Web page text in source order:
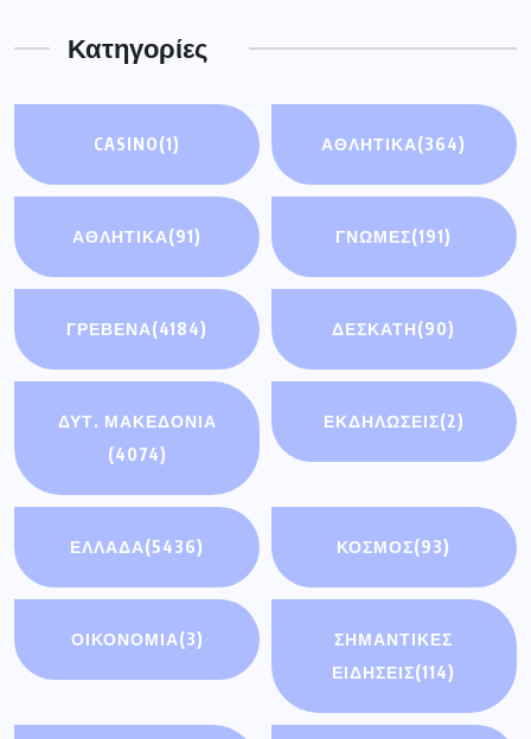
Κατηγορίες
CASINO(1) ΑΘΛΗΤΙΚΑ(364)
ΑΘΛΗΤΙΚΆ(91) ΓΝΩΜΕΣ(191)
ΓΡΕΒΕΝΑ(4184) ΔΕΣΚΑΤΗ(90)
ΔΥΤ. ΜΑΚΕΔΟΝΙΑ
(4074)
ΕΚΔΗΛΩΣΕΙΣ(2)
ΕΛΛΑΔΑ(5436) ΚΟΣΜΟΣ(93)
ΟΙΚΟΝΟΜΊΑ(3)
ΣΗΜΑΝΤΙΚΈΣ
ΕΙΔΉΣΕΙΣ(114)